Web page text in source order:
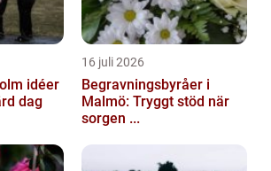
dag
16 juli 2026
Begravningsbyråer i
Malmö: Tryggt stöd när
sorgen ...